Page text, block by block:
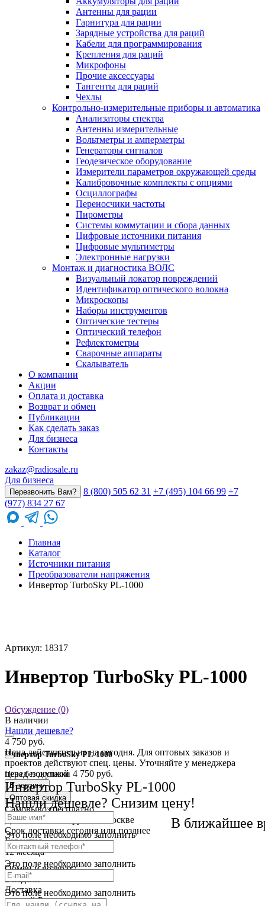
Антенны для рации
Гарнитура для рации
Зарядные устройства для раций
Кабели для программирования
Крепления для раций
Микрофоны
Прочие аксессуары
Тангенты для раций
Чехлы
Контрольно-измерительные приборы и автоматика
Анализаторы спектра
Антенны измерительные
Вольтметры и амперметры
Генераторы сигналов
Геодезическое оборудование
Измерители параметров окружающей среды
Калибровочные комплекты с опциями
Осциллографы
Переносчики частоты
Пирометры
Системы коммутации и сбора данных
Цифровые источники питания
Цифровые мультиметры
Электронные нагрузки
Монтаж и диагностика ВОЛС
Визуальный локатор повреждений
Идентификатор оптического волокна
Микроскопы
Наборы инструментов
Оптические тестеры
Оптический телефон
Рефлектометры
Сварочные аппараты
Скалыватель
О компании
Акции
Оплата и доставка
Возврат и обмен
Публикации
Как сделать заказ
Для бизнеса
Контакты
zakaz@radiosale.ru
Для бизнеса
Перезвонить Вам? 8 (800) 505 62 31 +7 (495) 104 66 99 +7
(977) 834 27 67
Главная
Каталог
Источники питания
Преобразователи напряжения
Инвертор TurboSky PL-1000
Артикул: 18317
Инвертор TurboSky PL-1000
Обсуждение (0)
Инвертор TurboSky PL-1000
Цена без доставки 4 750 руб.
Инвертор TurboSky PL-1000
Нашли дешевле? Снизим цену!
Это поле необходимо заполнить
Это поле необходимо заполнить
Это поле необходимо заполнить
В наличии
Нашли дешевле?
В ближайшее
4 750 руб.
Цена действительна на сегодня. Для оптовых заказов и
проектов действуют спец. цены. Уточняйте у менеджера
перед покупкой
В корзину
Оптовая скидка
Самовывоз бесплатно
Доставка от 250 руб. по Москве
Cрок доставки сегодня или позднее
Гарантия
12 месяца
Обмен и возврат
2 недели
Доставка
по всей России